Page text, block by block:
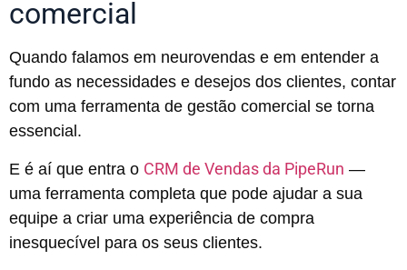
comercial
Quando falamos em neurovendas e em entender a
fundo as necessidades e desejos dos clientes, contar
com uma ferramenta de gestão comercial se torna
essencial.
E é aí que entra o CRM de Vendas da PipeRun —
uma ferramenta completa que pode ajudar a sua
equipe a criar uma experiência de compra
inesquecível para os seus clientes.